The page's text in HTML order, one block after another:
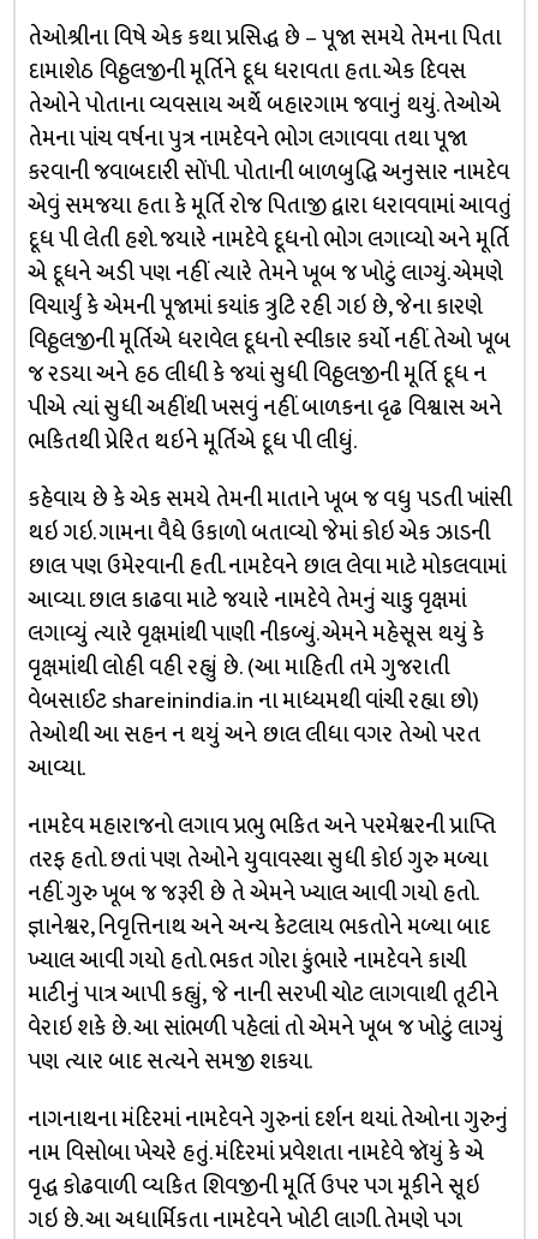
તેઓશ્રીના વિષે એક કથા પ્રસિદ્ધ છે – પૂજા સમયે તેમના પિતા
દામાશેઠ વિઠ્ઠલજીની મૂર્તિને દૂધ ધરાવતા હતા. એક દિવસ
તેઓને પોતાના વ્યવસાય અર્થે બહારગામ જવાનું થયું. તેઓએ
તેમના પાંચ વર્ષના પુત્ર નામદેવને ભોગ લગાવવા તથા પૂજા
કરવાની જવાબદારી સોંપી. પોતાની બાળબુદ્ધિ અનુસાર નામદેવ
એવું સમજયા હતા કે મૂર્તિ રોજ પિતાજી દ્વારા ધરાવવામાં આવતું
દૂધ પી લેતી હશે. જયારે નામદેવે દૂધનો ભોગ લગાવ્યો અને મૂર્તિ
એ દૂધને અડી પણ નહીં ત્યારે તેમને ખૂબ જ ખોટું લાગ્યું. એમણે
વિચાર્યું કે એમની પૂજામાં કયાંક ત્રુટિ રહી ગઇ છે, જેના કારણે
વિઠ્ઠલજીની મૂર્તિએ ધરાવેલ દૂધનો સ્વીકાર કર્યો નહીં. તેઓ ખૂબ
જ રડયા અને હઠ લીધી કે જયાં સુધી વિઠ્ઠલજીની મૂર્તિ દૂધ ન
પીએ ત્યાં સુધી અહીંથી ખસવું નહીં. બાળકના દૃઢ વિશ્વાસ અને
ભકિતથી પ્રેરિત થઇને મૂર્તિએ દૂધ પી લીધું.
કહેવાય છે કે એક સમયે તેમની માતાને ખૂબ જ વધુ પડતી ખાંસી
થઇ ગઇ. ગામના વૈધે ઉકાળો બતાવ્યો જેમાં કોઇ એક ઝાડની
છાલ પણ ઉમેરવાની હતી. નામદેવને છાલ લેવા માટે મોકલવામાં
આવ્યા. છાલ કાઢવા માટે જયારે નામદેવે તેમનું ચાકુ વૃક્ષમાં
લગાવ્યું ત્યારે વૃક્ષમાંથી પાણી નીકળ્યું. એમને મહેસૂસ થયું કે
વૃક્ષમાંથી લોહી વહી રહ્યું છે. (આ માહિતી તમે ગુજરાતી
વેબસાઈટ shareinindia.in ના માધ્યમથી વાંચી રહ્યા છો)
તેઓથી આ સહન ન થયું અને છાલ લીધા વગર તેઓ પરત
આવ્યા.
નામદેવ મહારાજનો લગાવ પ્રભુ ભકિત અને પરમેશ્વરની પ્રાપ્તિ
તરફ હતો. છતાં પણ તેઓને યુવાવસ્થા સુધી કોઇ ગુરુ મળ્યા
નહીં. ગુરુ ખૂબ જ જરૂરી છે તે એમને ખ્યાલ આવી ગયો હતો.
જ્ઞાનેશ્વર, નિવૃત્તિનાથ અને અન્ય કેટલાય ભકતોને મળ્યા બાદ
ખ્યાલ આવી ગયો હતો. ભકત ગોરા કુંભારે નામદેવને કાચી
માટીનું પાત્ર આપી કહ્યું, જે નાની સરખી ચોટ લાગવાથી તૂટીને
વેરાઇ શકે છે. આ સાંભળી પહેલાં તો એમને ખૂબ જ ખોટું લાગ્યું
પણ ત્યાર બાદ સત્યને સમજી શકયા.
નાગનાથના મંદિરમાં નામદેવને ગુરુનાં દર્શન થયાં. તેઓના ગુરુનું
નામ વિસોબા ખેચરે હતું. મંદિરમાં પ્રવેશતા નામદેવે જૉયું કે એ
વૃદ્ધ કોઢવાળી વ્યકિત શિવજીની મૂર્તિ ઉપર પગ મૂકીને સૂઇ
ગઇ છે. આ અધાર્મિકતા નામદેવને ખોટી લાગી. તેમણે પગ